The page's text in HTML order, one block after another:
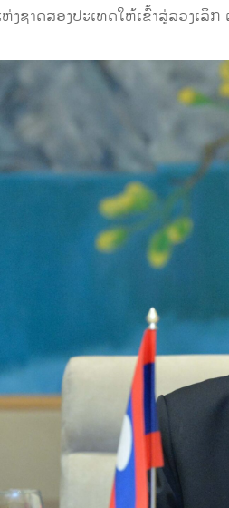
ງ​ຊາດ​ສອງ​ປະ​ເທດ​ໃຫ້ເຂົ້າສູ່ລວງ​ເລິ